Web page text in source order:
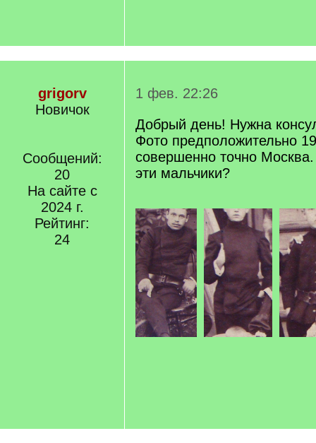
grigorv
Новичок
Сообщений:
20
На сайте с
2024 г.
Рейтинг:
24
1 фев. 22:26
Добрый день! Нужна
Фото предположительно
совершенно точно
эти мальчики?